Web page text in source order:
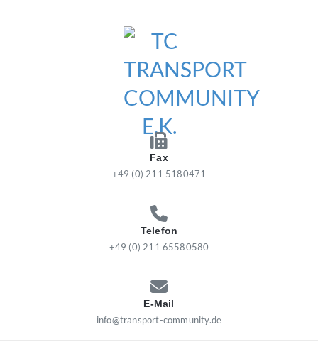
TC TRANSPORT COMMUNITY
E.K.
Fax
+49 (0) 211 5180471
Telefon
+49 (0) 211 65580580
E-Mail
info@transport-community.de